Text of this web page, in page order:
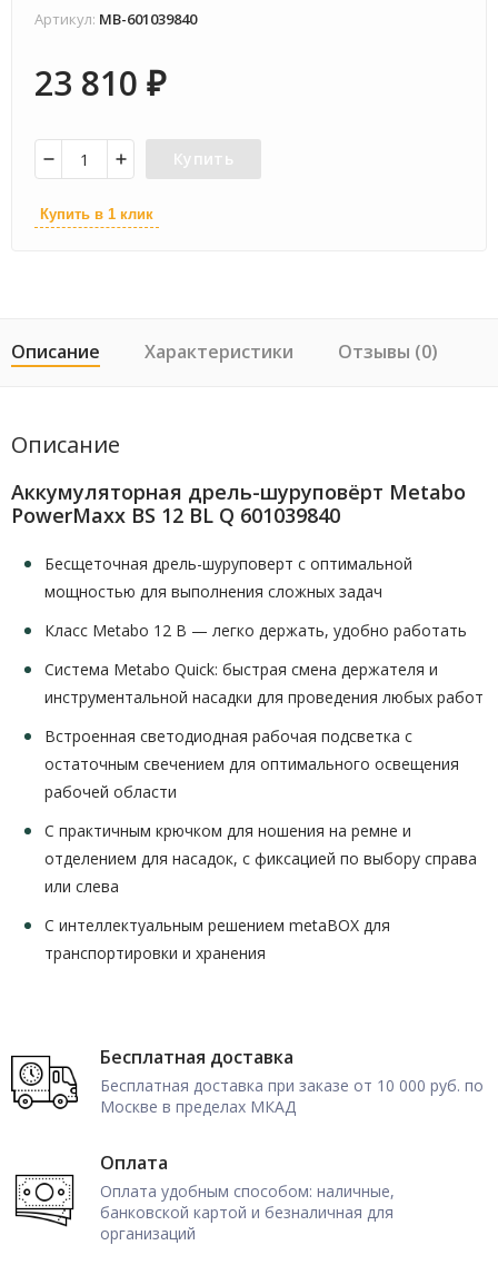
Артикул: MB-601039840
23 810 ₽
Купить
Купить в 1 клик
Описание Характеристики Отзывы (0)
Описание
Аккумуляторная дрель-шуруповёрт Metabo
PowerMaxx BS 12 BL Q 601039840
Бесщеточная дрель-шуруповерт с оптимальной
мощностью для выполнения сложных задач
Класс Metabo 12 В — легко держать, удобно работать
Система Metabo Quick: быстрая смена держателя и
инструментальной насадки для проведения любых работ
Встроенная светодиодная рабочая подсветка с
остаточным свечением для оптимального освещения
рабочей области
С практичным крючком для ношения на ремне и
отделением для насадок, с фиксацией по выбору справа
или слева
С интеллектуальным решением metaBOX для
транспортировки и хранения
Бесплатная доставка
Бесплатная доставка при заказе от 10 000 руб. по
Москве в пределах МКАД
Оплата
Оплата удобным способом: наличные,
банковской картой и безналичная для
организаций